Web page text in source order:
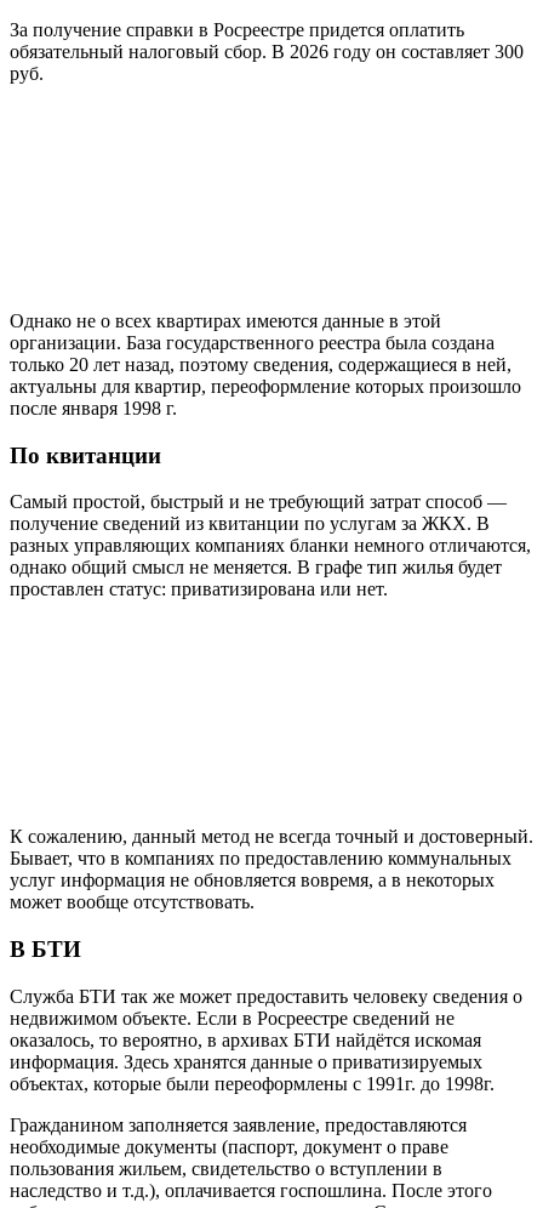
За получение справки в Росреестре придется оплатить
обязательный налоговый сбор. В 2026 году он составляет 300
руб.
Однако не о всех квартирах имеются данные в этой
организации. База государственного реестра была создана
только 20 лет назад, поэтому сведения, содержащиеся в ней,
актуальны для квартир, переоформление которых произошло
после января 1998 г.
По квитанции
Самый простой, быстрый и не требующий затрат способ —
получение сведений из квитанции по услугам за ЖКХ. В
разных управляющих компаниях бланки немного отличаются,
однако общий смысл не меняется. В графе тип жилья будет
проставлен статус: приватизирована или нет.
К сожалению, данный метод не всегда точный и достоверный.
Бывает, что в компаниях по предоставлению коммунальных
услуг информация не обновляется вовремя, а в некоторых
может вообще отсутствовать.
В БТИ
Служба БТИ так же может предоставить человеку сведения о
недвижимом объекте. Если в Росреестре сведений не
оказалось, то вероятно, в архивах БТИ найдётся искомая
информация. Здесь хранятся данные о приватизируемых
объектах, которые были переоформлены с 1991г. до 1998г.
Гражданином заполняется заявление, предоставляются
необходимые документы (паспорт, документ о праве
пользования жильем, свидетельство о вступлении в
наследство и т.д.), оплачивается госпошлина. После этого